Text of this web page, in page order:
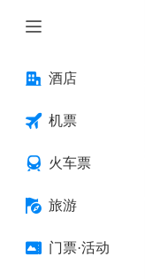
酒店
机票
火车票
旅游
门票·活动